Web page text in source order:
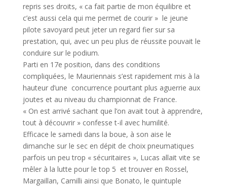
repris ses droits, « ca fait partie de mon équilibre et
c’est aussi cela qui me permet de courir » le jeune
pilote savoyard peut jeter un regard fier sur sa
prestation, qui, avec un peu plus de réussite pouvait le
conduire sur le podium.
Parti en 17e position, dans des conditions
compliquées, le Mauriennais s’est rapidement mis à la
hauteur d’une concurrence pourtant plus aguerrie aux
joutes et au niveau du championnat de France.
« On est arrivé sachant que l’on avait tout à apprendre,
tout à découvrir » confesse t-il avec humilité.
Efficace le samedi dans la boue, à son aise le
dimanche sur le sec en dépit de choix pneumatiques
parfois un peu trop « sécuritaires », Lucas allait vite se
mêler à la lutte pour le top 5 et trouver en Rossel,
Margaillan, Camilli ainsi que Bonato, le quintuple